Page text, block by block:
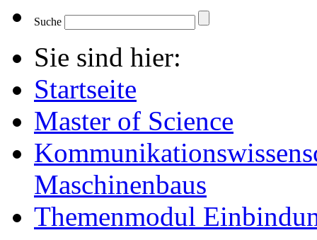
Suche
Sie sind hier:
Startseite
Master of Science
Maschinenbaus
Themenmodul